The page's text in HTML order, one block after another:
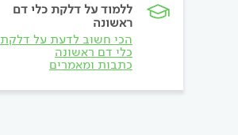
ללמוד על דלקת כלי דם
ראשונה
הכי חשוב לדעת על דלקת
כלי דם ראשונה
כתבות ומאמרים